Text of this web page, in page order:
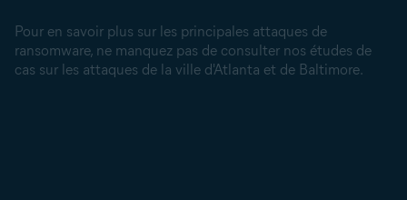
Pour en savoir plus sur les principales attaques de
ransomware, ne manquez pas de consulter nos études de
cas sur les attaques de la ville d'Atlanta et de Baltimore.